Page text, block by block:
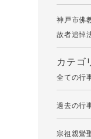
神戸市佛
故者追悼
カテゴ
全ての行
過去の行
宗祖親鸞